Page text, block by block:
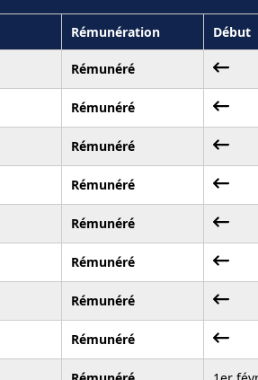
Rémunération Début
Rémunéré
Rémunéré
Rémunéré
Rémunéré
Rémunéré
Rémunéré
Rémunéré
Rémunéré